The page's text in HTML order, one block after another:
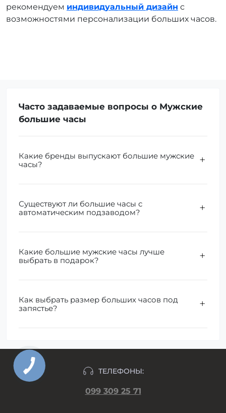
рекомендуем индивидуальный дизайн с
возможностями персонализации больших часов.
Часто задаваемые вопросы о Мужские
большие часы
Какие бренды выпускают большие мужские
часы?
Существуют ли большие часы с
автоматическим подзаводом?
Какие большие мужские часы лучше
выбрать в подарок?
Как выбрать размер больших часов под
запястье?
ТЕЛЕФОНЫ:
099 309 25 71